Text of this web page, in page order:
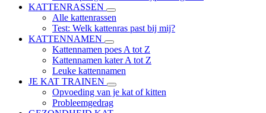
KATTENRASSEN
Alle kattenrassen
Test: Welk kattenras past bij mij?
KATTENNAMEN
Kattennamen poes A tot Z
Kattennamen kater A tot Z
Leuke kattennamen
JE KAT TRAINEN
Opvoeding van je kat of kitten
Probleemgedrag